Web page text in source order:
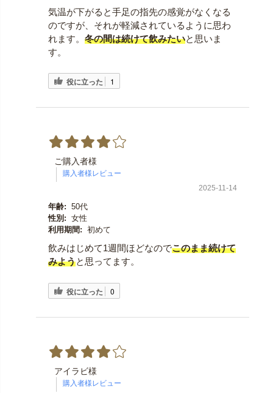
気温が下がると手足の指先の感覚がなくなる
のですが、それが軽減されているように思わ
れます。 冬の間は続けて飲みたいと思いま
す。
役に立った 1
ご購入者様
2025-11-14
年齢: 50代
性別: 女性
利用期間: 初めて
飲みはじめて1週間ほどなのでこのまま続けて
みようと思ってます。
役に立った 0
アイラビ様